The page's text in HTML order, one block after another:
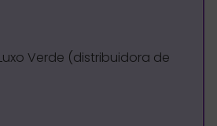
Verde (distribuidora de